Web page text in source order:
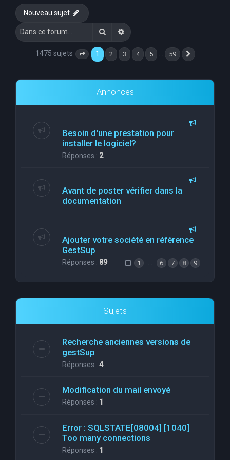
Nouveau sujet
RechercherRecherche avancée
1475 sujets Page 1 sur 59
1 2 3 4 5 … 59
Annonces
Besoin d'une prestation pour
installer le logiciel?
Réponses : 2
Avant de poster vérifier dans la
documentation
Ajouter votre société en référence
GestSup
Réponses : 89 1 … 6 7 8 9
Sujets
Recherche anciennes versions de
gestSup
Réponses : 4
Modification du mail envoyé
Réponses : 1
Error : SQLSTATE[08004] [1040]
Too many connections
Réponses : 1